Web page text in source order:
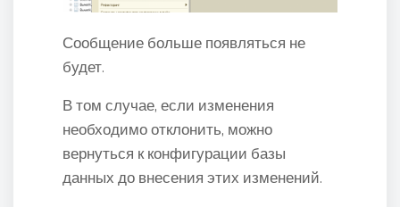
Сообщение больше появляться не
будет.
В том случае, если изменения
необходимо отклонить, можно
вернуться к конфигурации базы
данных до внесения этих изменений.